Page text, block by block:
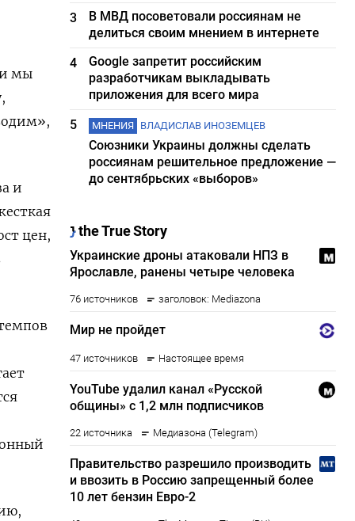
мы
и
цен,
3
В МВД посоветовали россиянам не
делиться своим мнением в интернете
4
Google запретит российским
разработчикам выкладывать
приложения для всего мира
5
МНЕНИЯ ВЛАДИСЛАВ ИНОЗЕМЦЕВ
Союзники Украины должны сделать
россиянам решительное предложение —
до сентябрьских «выборов»